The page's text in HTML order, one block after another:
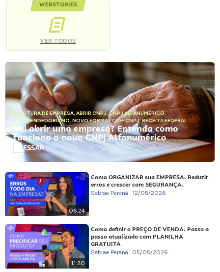
WEBSTORIES
VER TODOS
ABERTURA DE EMPRESA, ABRIR CNPJ,CNPJ ALFANUMÉRICO,
EMPREENDEDORISMO, NOVO FORMATO DE CNPJ,RECEITA FEDERAL
Vai abrir uma empresa? Entenda como
funciona o novo CNPJ Alfanumérico
ACESSAR
06:24
Como ORGANIZAR sua EMPRESA. Reduzir
erros e crescer com SEGURANÇA.
Sebrae Paraná 12/05/2026
11:20
Como definir o PREÇO DE VENDA. Passo a
passo atualizado com PLANILHA
GRATUITA
Sebrae Paraná 05/05/2026